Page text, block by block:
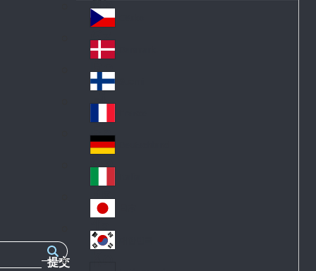
提交
da
in
a
Cz
ec
h
De
n
m
ar
k
Fi
nl
an
d
Fr
an
ce
Ge
rm
an
y
Ita
ly
Ja
pa
Ko